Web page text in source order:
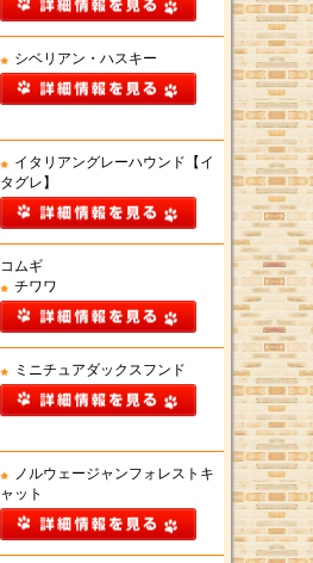
シベリアン・ハスキー
イタリアングレーハウンド【イ
タグレ】
コムギ
チワワ
ミニチュアダックスフンド
ノルウェージャンフォレストキ
ャット